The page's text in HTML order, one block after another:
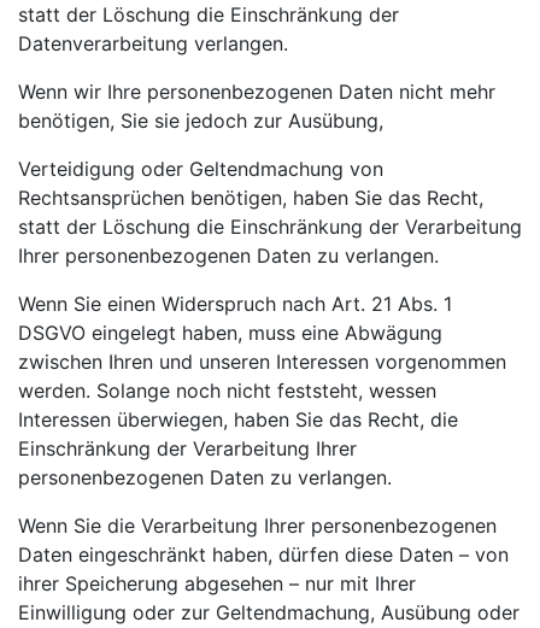
statt der Löschung die Einschränkung der
Datenverarbeitung verlangen.
Wenn wir Ihre personenbezogenen Daten nicht mehr
benötigen, Sie sie jedoch zur Ausübung,
Verteidigung oder Geltendmachung von
Rechtsansprüchen benötigen, haben Sie das Recht,
statt der Löschung die Einschränkung der Verarbeitung
Ihrer personenbezogenen Daten zu verlangen.
Wenn Sie einen Widerspruch nach Art. 21 Abs. 1
DSGVO eingelegt haben, muss eine Abwägung
zwischen Ihren und unseren Interessen vorgenommen
werden. Solange noch nicht feststeht, wessen
Interessen überwiegen, haben Sie das Recht, die
Einschränkung der Verarbeitung Ihrer
personenbezogenen Daten zu verlangen.
Wenn Sie die Verarbeitung Ihrer personenbezogenen
Daten eingeschränkt haben, dürfen diese Daten – von
ihrer Speicherung abgesehen – nur mit Ihrer
Einwilligung oder zur Geltendmachung, Ausübung oder